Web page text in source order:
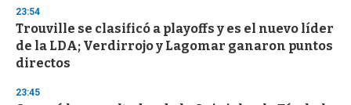
23:54
Trouville se clasificó a playoffs y es el nuevo líder
de la LDA; Verdirrojo y Lagomar ganaron puntos
directos
23:45